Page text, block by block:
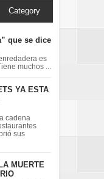
Category
que se dice
es
muchos ...
YA ESTA
cadena
sus
MUERTE